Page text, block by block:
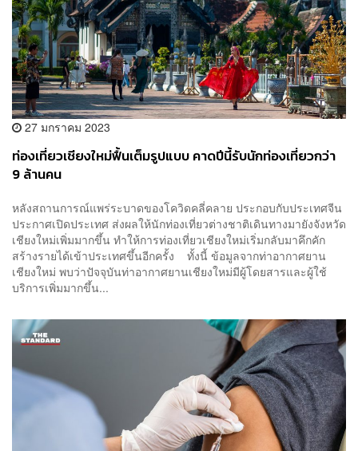
27 มกราคม 2023
ท่องเที่ยวเชียงใหม่ฟื้นเต็มรูปแบบ คาดปีนี้รับนักท่องเที่ยวกว่า
9 ล้านคน
หลังสถานการณ์แพร่ระบาดของโควิดคลี่คลาย ประกอบกับประเทศจีน
ประกาศเปิดประเทศ ส่งผลให้นักท่องเที่ยวต่างชาติเดินทางมายังจังหวัด
เชียงใหม่เพิ่มมากขึ้น ทำให้การท่องเที่ยวเชียงใหม่เริ่มกลับมาคึกคัก
สร้างรายได้เข้าประเทศขึ้นอีกครั้ง ทั้งนี้ ข้อมูลจากท่าอากาศยาน
เชียงใหม่ พบว่าปัจจุบันท่าอากาศยานเชียงใหม่มีผู้โดยสารและผู้ใช้
บริการเพิ่มมากขึ้น...